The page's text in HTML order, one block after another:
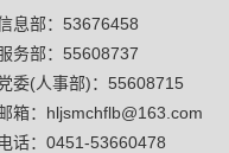
息部：53676458
务部：55608737
委(人事部)：55608715
箱：hljsmchflb@163.com
话：0451-53660478